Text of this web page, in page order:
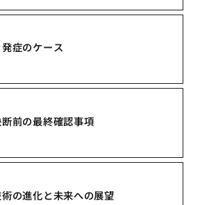
症のケース
前の最終確認事項
の進化と未来への展望